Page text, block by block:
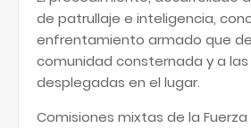
de patrullaje e inteligencia,
enfrentamiento armado que
comunidad consternada y a
desplegadas en el lugar.
Comisiones mixtas de la